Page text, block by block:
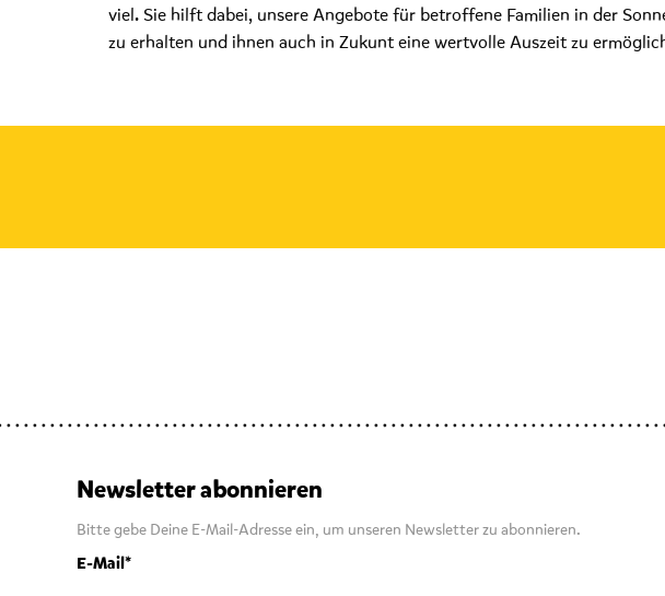
viel. Sie hilft dabei, unsere Angebote für betroffene Familien in der
zu erhalten und ihnen auch in Zukunt eine wertvolle Auszeit zu
Newsletter abonnieren
Bitte gebe Deine E-Mail-Adresse ein, um unseren Newsletter zu abonnieren.
E-Mail